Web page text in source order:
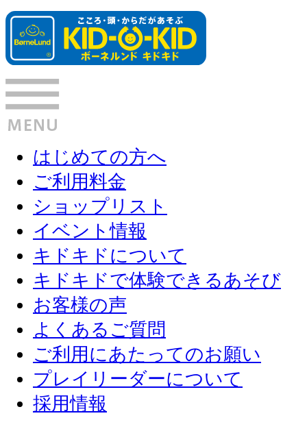
はじめての方へ
ご利用料金
ショップリスト
イベント情報
キドキドについて
キドキドで体験できるあそび
お客様の声
よくあるご質問
ご利用にあたってのお願い
プレイリーダーについて
採用情報